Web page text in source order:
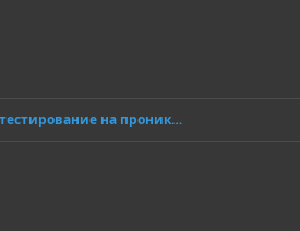
Этичный хакинг и тестирование на проникновение